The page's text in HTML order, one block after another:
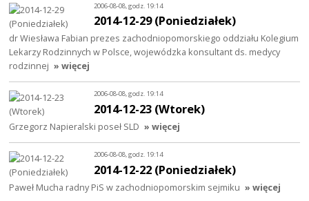
2006-08-08, godz. 19:14
2014-12-29 (Poniedziałek)
dr Wiesława Fabian prezes zachodniopomorskiego oddziału Kolegium
Lekarzy Rodzinnych w Polsce, wojewódzka konsultant ds. medycy
rodzinnej » więcej
2006-08-08, godz. 19:14
2014-12-23 (Wtorek)
Grzegorz Napieralski poseł SLD » więcej
2006-08-08, godz. 19:14
2014-12-22 (Poniedziałek)
Paweł Mucha radny PiS w zachodniopomorskim sejmiku » więcej